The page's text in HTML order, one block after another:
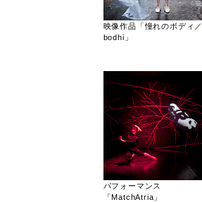
映像作品「憧れのボディ／
bodhi」
パフォーマンス
「MatchAtria」